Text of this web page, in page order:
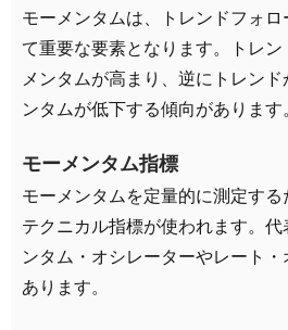
モーメンタムは、トレンドフォ
て重要な要素となります。トレ
メンタムが高まり、逆にトレン
ンタムが低下する傾向があります
モーメンタム指標
モーメンタムを定量的に測定す
テクニカル指標が使われます。代
ンタム・オシレーターやレート
あります。